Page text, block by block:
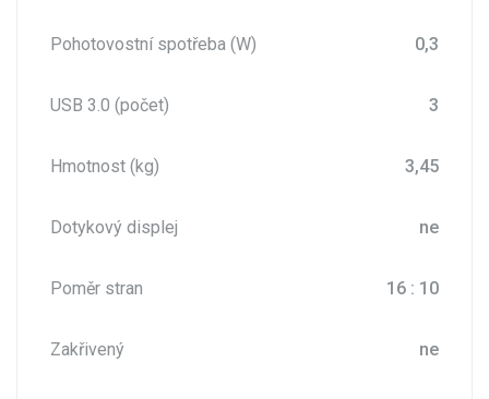
Pohotovostní spotřeba (W) 0,3
USB 3.0 (počet) 3
Hmotnost (kg) 3,45
Dotykový displej ne
Poměr stran 16 : 10
Zakřivený ne